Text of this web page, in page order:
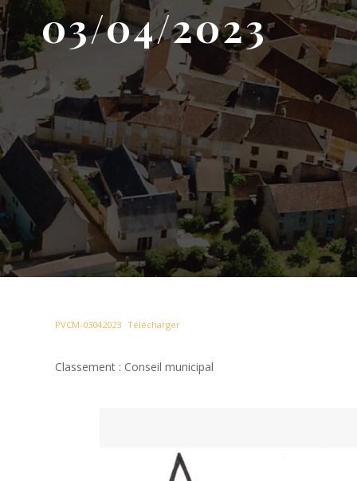
03/04/2023
PVCM-03042023 Télécharger
Classement : Conseil municipal